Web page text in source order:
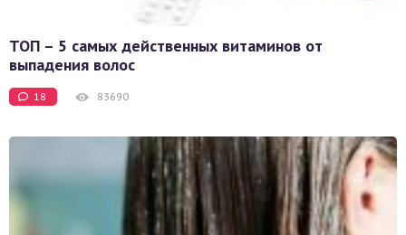
ТОП – 5 самых действенных витаминов от
выпадения волос
18 83690